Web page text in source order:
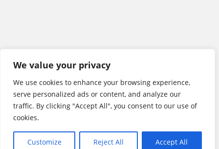
We value your privacy
We use cookies to enhance your browsing experience,
serve personalized ads or content, and analyze our
traffic. By clicking "Accept All", you consent to our use of
cookies.
Customize Reject All Accept All